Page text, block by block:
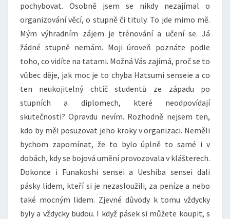
pochybovat. Osobně jsem se nikdy nezajímal o
organizování věcí, o stupně či tituly. To jde mimo mě.
Mým výhradním zájem je trénování a učení se. Já
žádné stupně nemám. Moji úroveň poznáte podle
toho, co vidíte na tatami. Možná Vás zajímá, proč se to
vůbec děje, jak moc je to chyba Hatsumi senseie a co
ten neukojitelný chtíč studentů ze západu po
stupních a diplomech, které neodpovídají
skutečnosti? Opravdu nevím. Rozhodně nejsem ten,
kdo by měl posuzovat jeho kroky v organizaci. Neměli
bychom zapomínat, že to bylo úplně to samé i v
dobách, kdy se bojová umění provozovala v klášterech.
Dokonce i Funakoshi sensei a Ueshiba sensei dali
pásky lidem, kteří si je nezasloužili, za peníze a nebo
také mocným lidem. Zjevné důvody k tomu vždycky
byly a vždycky budou. I když pásek si můžete koupit, s